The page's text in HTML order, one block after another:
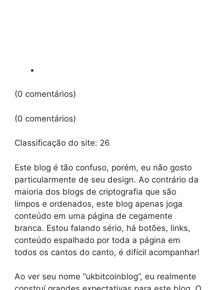
(0 comentários)
(0 comentários)
Classificação do site: 26
Este blog é tão confuso, porém, eu não gosto
particularmente de seu design. Ao contrário da
maioria dos blogs de criptografia que são
limpos e ordenados, este blog apenas joga
conteúdo em uma página de cegamente
branca. Estou falando sério, há botões, links,
conteúdo espalhado por toda a página em
todos os cantos do canto, é difícil acompanhar!
Ao ver seu nome “ukbitcoinblog”, eu realmente